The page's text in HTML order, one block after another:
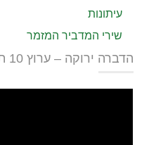
עיתונות
שירי המדביר המזמר
הדברה ירוקה – ערוץ 10 תוכנית הבוקר